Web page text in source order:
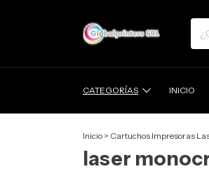
CATEGORÍAS INICIO
Inicio > Cartuchos Impresoras
laser